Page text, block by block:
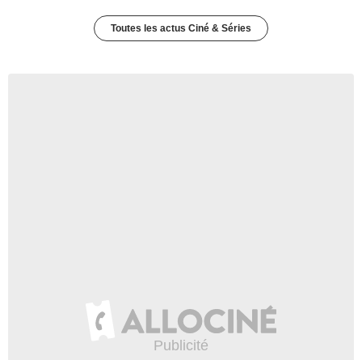
Toutes les actus Ciné & Séries